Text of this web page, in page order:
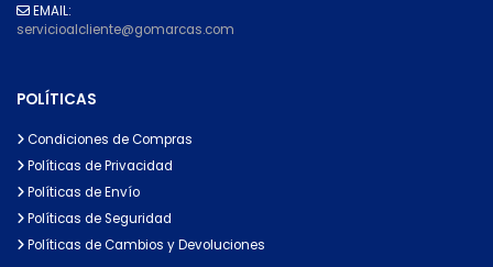
EMAIL:
servicioalcliente@gomarcas.com
POLÍTICAS
Condiciones de Compras
Políticas de Privacidad
Políticas de Envío
Políticas de Seguridad
Políticas de Cambios y Devoluciones